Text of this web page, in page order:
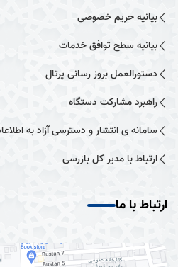
بیانیه حریم خصوصی
بیانیه سطح توافق خدمات
دستورالعمل بروز رسانی پرتال
راهبرد مشارکت دستگاه
سامانه ی انتشار و دسترسی آزاد به
ارتباط با مدیر کل بازرسی
ارتباط با ما